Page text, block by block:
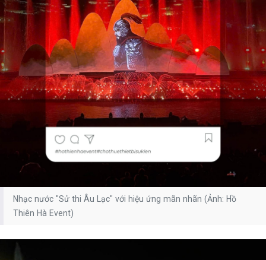
Nhạc nước "Sử thi Âu Lạc" với hiệu ứng mãn nhãn (Ảnh: Hồ
Thiên Hà Event)